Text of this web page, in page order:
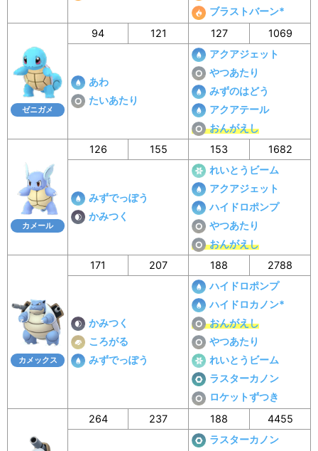
ブラストバーン*
ゼニガメ
94 121 127 1069
あわ
たいあたり
アクアジェット
やつあたり
みずのはどう
アクアテール
おんがえし
カメール
126 155 153 1682
みずでっぽう
かみつく
れいとうビーム
アクアジェット
ハイドロポンプ
やつあたり
おんがえし
カメックス
171 207 188 2788
かみつく
ころがる
みずでっぽう
ハイドロポンプ
ハイドロカノン*
おんがえし
やつあたり
れいとうビーム
ラスターカノン
ロケットずつき
264 237 188 4455
ラスターカノン